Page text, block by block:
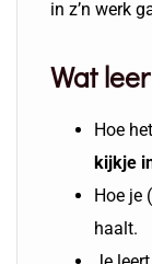
in z’n werk
Wat
Hoe
kijkje
Hoe je
haalt.